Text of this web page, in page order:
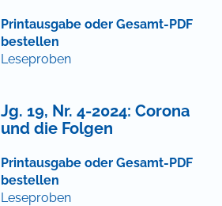
Printausgabe oder Gesamt-PDF
bestellen
Leseproben
Jg. 19, Nr. 4-2024: Corona
und die Folgen
Printausgabe oder Gesamt-PDF
bestellen
Leseproben